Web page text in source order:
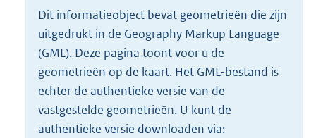
o
t
t
e
1
0
K
Dit informatieobject bevat geometrieën die zijn
uitgedrukt in de Geography Markup Language
(GML). Deze pagina toont voor u de
geometrieën op de kaart. Het GML-bestand is
echter de authentieke versie van de
vastgestelde geometrieën. U kunt de
authentieke versie downloaden via: